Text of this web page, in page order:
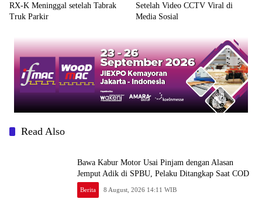
RX-K Meninggal setelah Tabrak
Truk Parkir
Setelah Video CCTV Viral di
Media Sosial
Read Also
Bawa Kabur Motor Usai Pinjam dengan Alasan
Jemput Adik di SPBU, Pelaku Ditangkap Saat COD
Berita 8 August, 2026 14:11 WIB